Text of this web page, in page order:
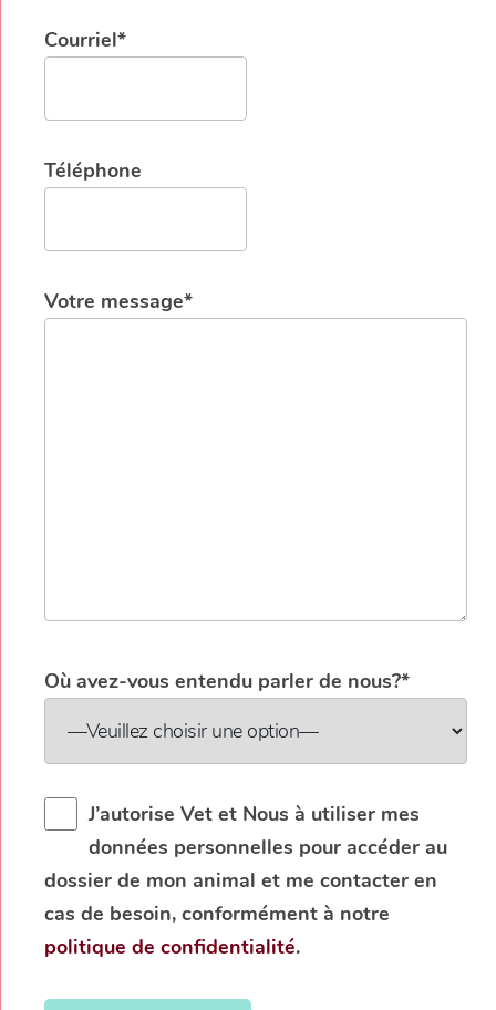
Courriel*
Téléphone
Votre message*
Où avez-vous entendu parler de nous?*
J’autorise Vet et Nous à utiliser mes
données personnelles pour accéder au
dossier de mon animal et me contacter en
cas de besoin, conformément à notre
politique de confidentialité.